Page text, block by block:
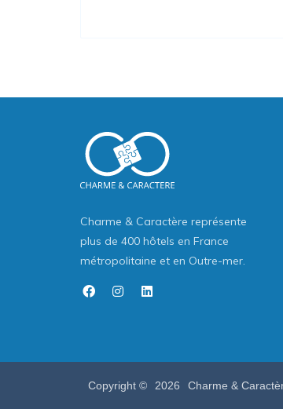
Charme & Caractère représente
plus de 400 hôtels en France
métropolitaine et en Outre-mer.
Copyright © 2026 Charme &